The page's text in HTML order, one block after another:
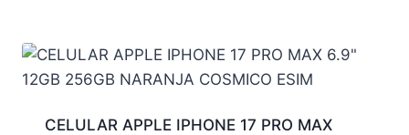
CELULAR APPLE IPHONE 17 PRO MAX